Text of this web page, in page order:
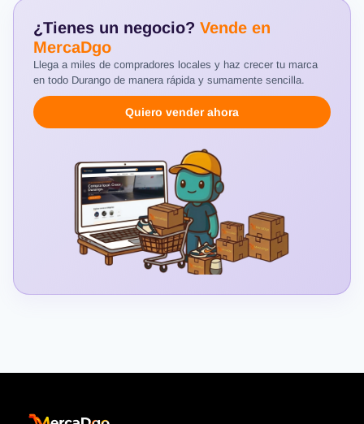
¿Tienes un negocio? Vende en
MercaDgo
Llega a miles de compradores locales y haz crecer tu marca
en todo Durango de manera rápida y sumamente sencilla.
Quiero vender ahora